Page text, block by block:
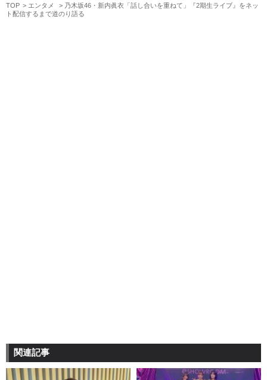
TOP エンタメ
乃木坂46・新内眞衣「話し合いを重ねて」『2期生ライブ』をネッ
ト配信するまで道のり語る
関連記事